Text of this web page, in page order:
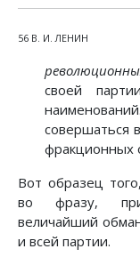
56 В. И. ЛЕНИН
своей
совершаться
фракционных
Вот образец
во фразу,
величайший
и всей партии.